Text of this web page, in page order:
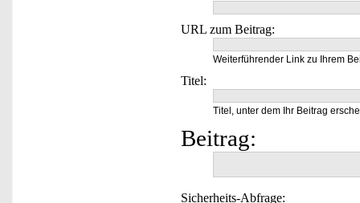
URL zum Beitrag:
Weiterführender Link zu Ihrem
Titel:
Titel, unter dem Ihr Beitrag
Beitrag:
Sicherheits-Abfrage: